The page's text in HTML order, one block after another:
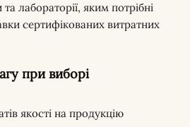
лабораторії, яким потрібні
сертифікованих витратних
при виборі
якості на продукцію